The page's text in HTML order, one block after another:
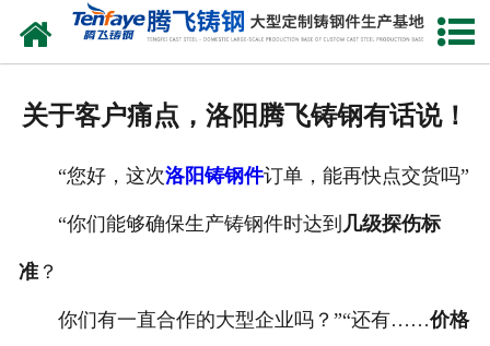
网站首页
生产能力
关于客户痛点，洛阳腾飞铸钢有话说！
“您好，这次洛阳铸钢件订单，能再快点交货吗”
“你们能够确保生产铸钢件时达到 几级探伤标
准？
你们有一直合作的大型企业吗？”“还有……价格